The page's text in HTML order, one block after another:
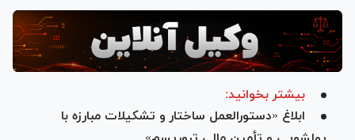
بیشتر بخوانید:
ابلاغ «دستورالعمل ساختار و تشکیلات مبارزه با